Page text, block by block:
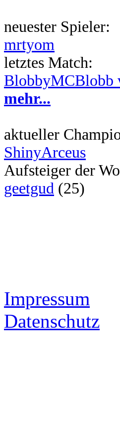
neuester Spieler:
mrtyom
letztes Match:
BlobbyMCBlobb
mehr...
aktueller
ShinyArceus
Aufsteiger der
geetgud (25)
Impressum
Datenschutz